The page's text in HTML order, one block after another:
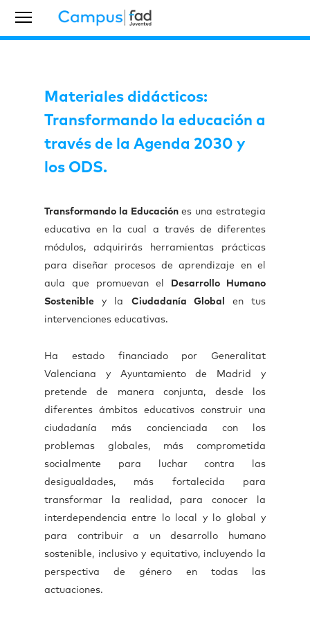
Materiales didácticos:
Transformando la educación a
través de la Agenda 2030 y
los ODS.
Transformando la Educación es una estrategia
educativa en la cual a través de diferentes
módulos, adquirirás herramientas prácticas
para diseñar procesos de aprendizaje en el
aula que promuevan el
Desarrollo Humano
Sostenible y la Ciudadanía Global
en tus
intervenciones educativas.
Ha estado financiado por Generalitat
Valenciana y Ayuntamiento de Madrid y
pretende de manera conjunta, desde los
diferentes ámbitos educativos construir una
ciudadanía más concienciada con los
problemas globales, más comprometida
socialmente para luchar contra las
desigualdades, más fortalecida para
transformar la realidad, para conocer la
interdependencia entre lo local y lo global y
para contribuir a un desarrollo humano
sostenible, inclusivo y equitativo, incluyendo la
perspectiva de género en todas las
actuaciones.